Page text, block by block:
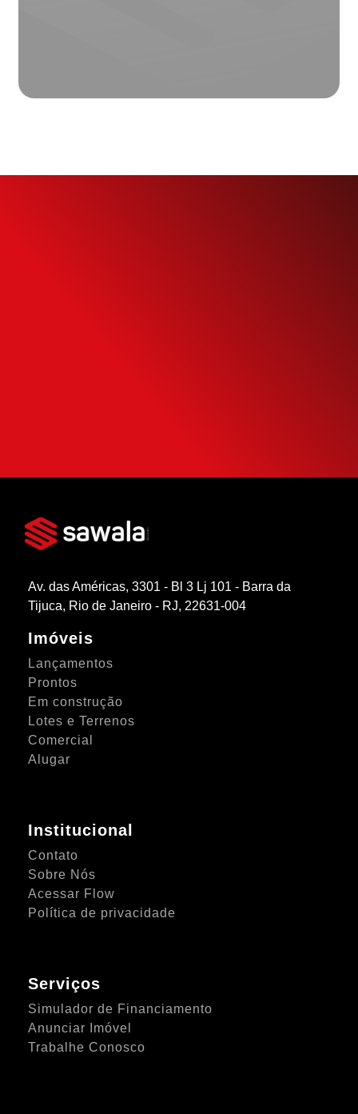
Av. das Américas, 3301 - Bl 3 Lj 101 - Barra da
Tijuca, Rio de Janeiro - RJ, 22631-004
Imóveis
Lançamentos
Prontos
Em construção
Lotes e Terrenos
Comercial
Alugar
Institucional
Contato
Sobre Nós
Acessar Flow
Política de privacidade
Serviços
Simulador de Financiamento
Anunciar Imóvel
Trabalhe Conosco